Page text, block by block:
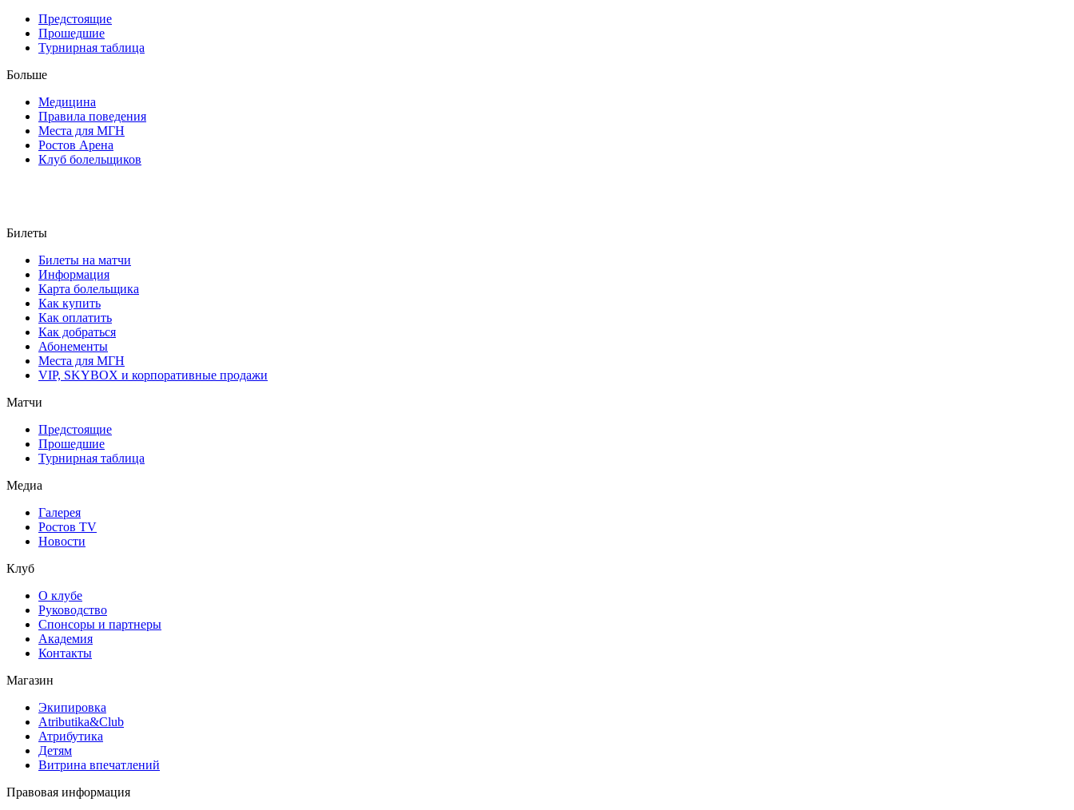
Предстоящие
Прошедшие
Турнирная таблица
Больше
Медицина
Правила поведения
Места для МГН
Ростов Арена
Клуб болельщиков
Билеты
Билеты на матчи
Информация
Карта болельщика
Как купить
Как оплатить
Как добраться
Абонементы
Места для МГН
VIP, SKYBOX и корпоративные продажи
Матчи
Предстоящие
Прошедшие
Турнирная таблица
Медиа
Галерея
Ростов TV
Новости
Клуб
О клубе
Руководство
Спонсоры и партнеры
Академия
Контакты
Магазин
Экипировка
Atributika&Club
Атрибутика
Детям
Витрина впечатлений
Правовая информация